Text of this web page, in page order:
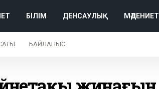
БІЛІМ ДЕНСАУЛЫҚ МӘДЕНИЕТ
БАЙЛАНЫС